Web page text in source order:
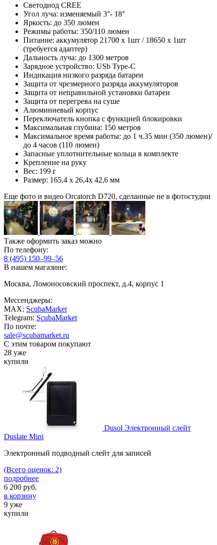
Светодиод CREE
Угол луча: изменяемый 3°- 18°
Яркость: до 350 люмен
Режимы работы: 350/110 люмен
Питание: аккумулятор 21700 х 1шт / 18650 х 1шт
(требуется адаптер)
Дальность луча: до 1300 метров
Зарядное устройство: USb Type-C
Индикация низкого разряда батареи
Защита от чрезмерного разряда аккумуляторов
Защита от неправильной установки батареи
Защита от перегрева на суше
Алюминиевый корпус
Переключатель кнопка с функцией блокировки
Максимальная глубина: 150 метров
Максимальное время работы: до 1 ч.35 мин (350 люмен)/
до 4 часов (110 люмен)
Запасные уплотнительные кольца в комплекте
Крепление на руку
Вес: 199 г
Размер: 165,4 х 26,4х 42,6 мм
Еще фото и видео Orcatorch D720, сделанные не в фотостудии
Также оформить заказ можно
По телефону:
8 (495) 150–99–56
В нашем магазине:
Москва, Ломоносовский проспект, д.4, корпус 1
Мессенджеры:
MAX: ScubaMarket
Telegram: ScubaMarket
По почте:
sale@scubamarket.ru
С этим товаром покупают
28 уже
купили
Dusol Электронный слейт
Duslate Mini
Электронный подводный слейт для записей
(Всего оценок: 2)
подробнее
6 200 руб.
в корзину
9 уже
купили